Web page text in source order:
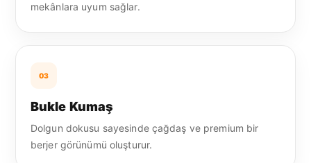
mekânlara uyum sağlar.
03
Bukle Kumaş
Dolgun dokusu sayesinde çağdaş ve premium bir
berjer görünümü oluşturur.